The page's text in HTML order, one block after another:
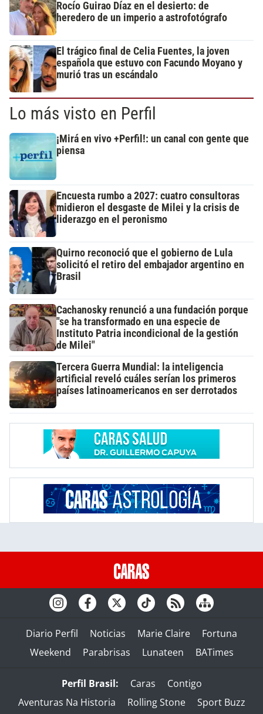
Rocío Guirao Díaz en el desierto: de
heredero de un imperio a astrofotógrafo
El trágico final de Celia Fuentes, la joven
española que estuvo con Facundo Moyano y
murió tras un escándalo
Lo más visto en Perfil
¡Mirá en vivo +Perfil!: un canal con gente que
piensa
Encuesta rumbo a 2027: cuatro consultoras
midieron el desgaste de Milei y la crisis de
liderazgo en el peronismo
Quirno reconoció que el gobierno de Lula
solicitó el retiro del embajador argentino en
Brasil
Cachanosky renunció a una fundación porque
"se ha transformado en una especie de
Instituto Patria incondicional de la gestión
de Milei"
Tercera Guerra Mundial: la inteligencia
artificial reveló cuáles serían los primeros
países latinoamericanos en ser derrotados
Diario Perfil Noticias Marie Claire
Fortuna
Weekend
Parabrisas Lunateen BATimes
Perfil Brasil: Caras
Contigo
Aventuras Na Historia
Rolling Stone Sport Buzz